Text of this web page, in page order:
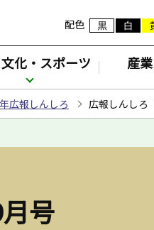
配色
化・スポーツ 産
広報しんしろ 広報しんしろ
号